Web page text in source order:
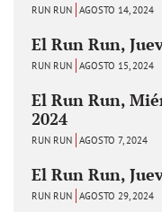
RUN RUN AGOSTO 14, 2024
El Run Run,
RUN RUN AGOSTO 15, 2024
El Run Run,
2024
RUN RUN AGOSTO 7, 2024
El Run Run,
RUN RUN AGOSTO 29, 2024